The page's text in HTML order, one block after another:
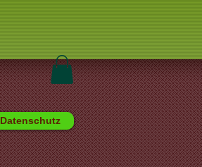
Datenschutz